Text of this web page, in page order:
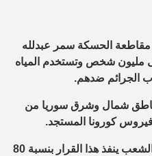
الحسكة سمر عبدلله
مليون شخص وتستخدم المياه
الجرائم ضدهم.
شمال وشرق سوريا من
ووفقاً لمصادر الادارة الذاتية فإن الشعب ينفذ هذا القرار بنسبة 80